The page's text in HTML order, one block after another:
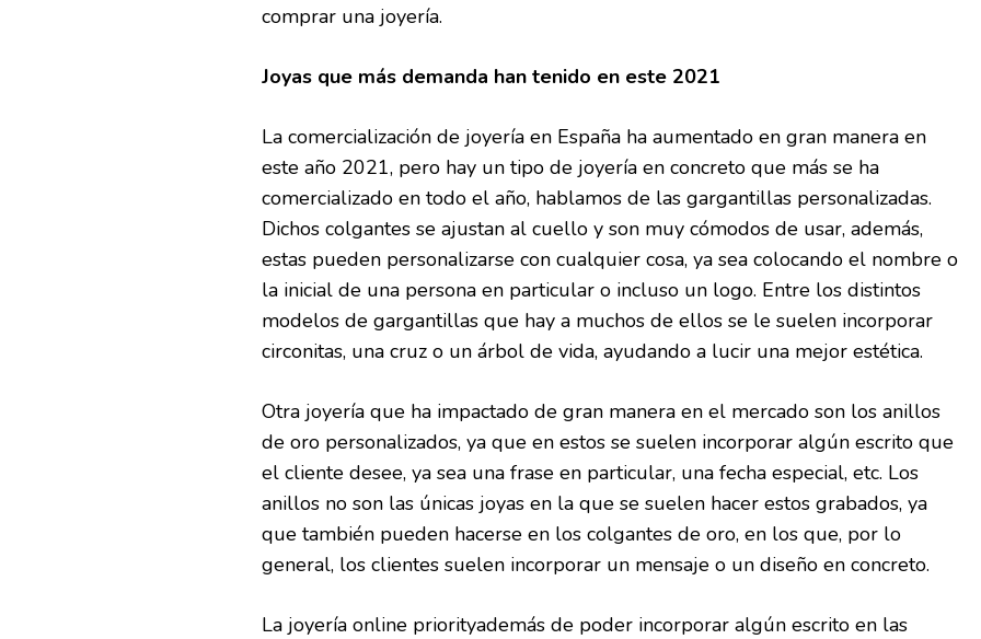
comprar una joyería.
Joyas que más demanda han tenido en este 2021
La comercialización de joyería en España ha aumentado en gran manera en
este año 2021, pero hay un tipo de joyería en concreto que más se ha
comercializado en todo el año, hablamos de las gargantillas personalizadas.
Dichos colgantes se ajustan al cuello y son muy cómodos de usar, además,
estas pueden personalizarse con cualquier cosa, ya sea colocando el nombre o
la inicial de una persona en particular o incluso un logo. Entre los distintos
modelos de gargantillas que hay a muchos de ellos se le suelen incorporar
circonitas, una cruz o un árbol de vida, ayudando a lucir una mejor estética.
Otra joyería que ha impactado de gran manera en el mercado son los anillos
de oro personalizados, ya que en estos se suelen incorporar algún escrito que
el cliente desee, ya sea una frase en particular, una fecha especial, etc. Los
anillos no son las únicas joyas en la que se suelen hacer estos grabados, ya
que también pueden hacerse en los colgantes de oro, en los que, por lo
general, los clientes suelen incorporar un mensaje o un diseño en concreto.
La joyería online priorityademás de poder incorporar algún escrito en las